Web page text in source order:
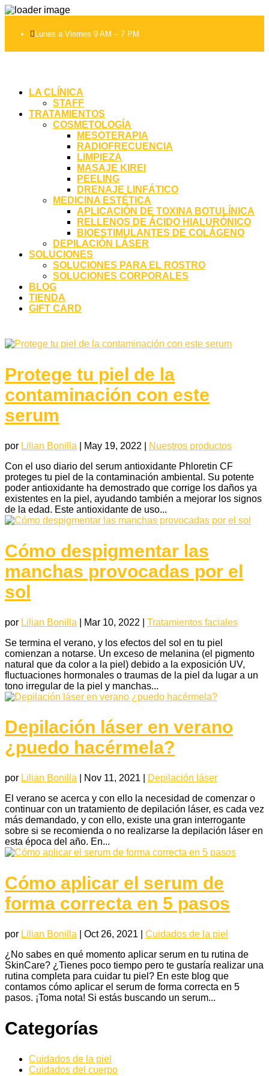
 Lunes a Viernes 9 AM – 7 PM
LA CLÍNICA
STAFF
TRATAMIENTOS
COSMETOLOGÍA
MESOTERAPIA
RADIOFRECUENCIA
LIMPIEZA
MASAJE KIREI
PEELING
DRENAJE LINFÁTICO
MEDICINA ESTÉTICA
APLICACIÓN DE TOXINA BOTULÍNICA
RELLENOS DE ÁCIDO HIALURÓNICO
BIOESTIMULANTES DE COLÁGENO
DEPILACIÓN LÁSER
SOLUCIONES
SOLUCIONES PARA EL ROSTRO
SOLUCIONES CORPORALES
BLOG
TIENDA
GIFT CARD
Protege tu piel de la
contaminación con este
serum
por Lilian Bonilla May 19, 2022
Nuestros productos
Con el uso diario del serum antioxidante Phloretin CF
proteges tu piel de la contaminación ambiental. Su potente
poder antioxidante ha demostrado que corrige los daños ya
existentes en la piel, ayudando también a mejorar los signos
de la edad. Este antioxidante de uso...
Cómo despigmentar las
manchas provocadas por el
sol
por Lilian Bonilla Mar 10, 2022
Tratamientos faciales
Se termina el verano, y los efectos del sol en tu piel
comienzan a notarse. Un exceso de melanina (el pigmento
natural que da color a la piel) debido a la exposición UV,
fluctuaciones hormonales o traumas de la piel da lugar a un
tono irregular de la piel y manchas...
Depilación láser en verano
¿puedo hacérmela?
por Lilian Bonilla Nov 11, 2021
Depilación láser
El verano se acerca y con ello la necesidad de comenzar o
continuar con un tratamiento de depilación láser, es cada vez
más demandado, y con ello, existe una gran interrogante
sobre si se recomienda o no realizarse la depilación láser en
esta época del año. En...
Cómo aplicar el serum de
forma correcta en 5 pasos
por Lilian Bonilla Oct 26, 2021
Cuidados de la piel
¿No sabes en qué momento aplicar serum en tu rutina de
SkinCare? ¿Tienes poco tiempo pero te gustaría realizar una
rutina completa para cuidar tu piel? En este blog que
contamos cómo aplicar el serum de forma correcta en 5
pasos. ¡Toma nota! Si estás buscando un serum...
Categorías
Cuidados de la piel
Cuidados del cuerpo